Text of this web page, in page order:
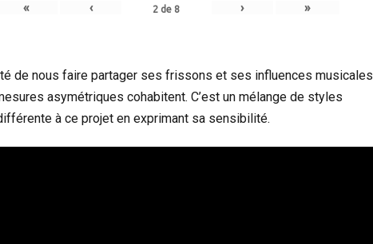
« ‹ 2 de 8 › »
de nous faire partager ses frissons et ses influences musicales
asymétriques cohabitent. C’est un mélange de styles
à ce projet en exprimant sa sensibilité.